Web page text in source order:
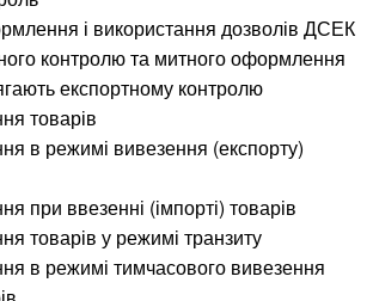
і використання дозволів ДСЕК
контролю та митного оформлення
експортному контролю
товарів
в режимі вивезення (експорту)
при ввезенні (імпорті) товарів
товарів у режимі транзиту
в режимі тимчасового вивезення